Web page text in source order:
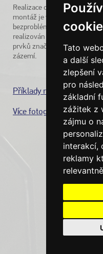
Tato
a další
zlepšení
pro
základní
zážitek z
zájmu o
interakcí,
reklamy
Realizace orientačního
montáž je v ideální situaci
bezproblémovým procesem.
realizován dle kvalitní
prvků značení k dispozici
zázemí.
Příklady realizací
Více fotografií